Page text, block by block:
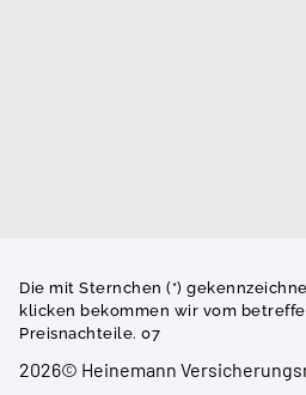
Die mit Sternchen (*)
klicken bekommen wir vom
Preisnachteile. 07
2026© Heinemann